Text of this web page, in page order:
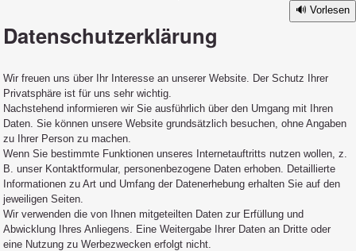
Vorlesen
Datenschutzerklärung
Wir freuen uns über Ihr Interesse an unserer Website. Der Schutz Ihrer
Privatsphäre ist für uns sehr wichtig.
Nachstehend informieren wir Sie ausführlich über den Umgang mit Ihren
Daten. Sie können unsere Website grundsätzlich besuchen, ohne Angaben
zu Ihrer Person zu machen.
Wenn Sie bestimmte Funktionen unseres Internetauftritts nutzen wollen, z.
B. unser Kontaktformular, personenbezogene Daten erhoben. Detaillierte
Informationen zu Art und Umfang der Datenerhebung erhalten Sie auf den
jeweiligen Seiten.
Wir verwenden die von Ihnen mitgeteilten Daten zur Erfüllung und
Abwicklung Ihres Anliegens. Eine Weitergabe Ihrer Daten an Dritte oder
eine Nutzung zu Werbezwecken erfolgt nicht.